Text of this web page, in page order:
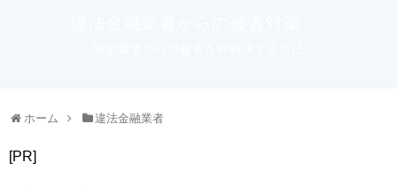
ホーム 違法金融業者
[PR]